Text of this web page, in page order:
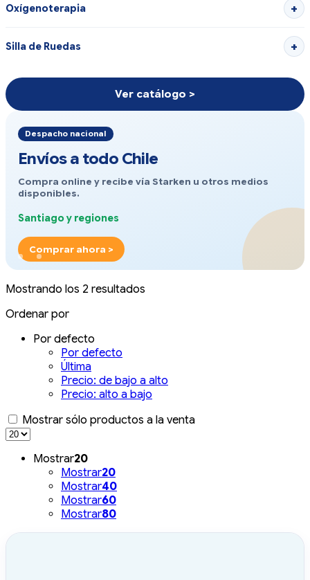
Oxígenoterapia
Silla de Ruedas
Ver catálogo >
Despacho nacional
Envíos a todo Chile
Compra online y recibe vía Starken u otros medios
disponibles.
Santiago y regiones
Comprar ahora >
Mostrando los 2 resultados
Ordenar por
Por defecto
Por defecto
Última
Precio: de bajo a alto
Precio: alto a bajo
Mostrar sólo productos a la venta
Mostrar20
Mostrar20
Mostrar40
Mostrar60
Mostrar80